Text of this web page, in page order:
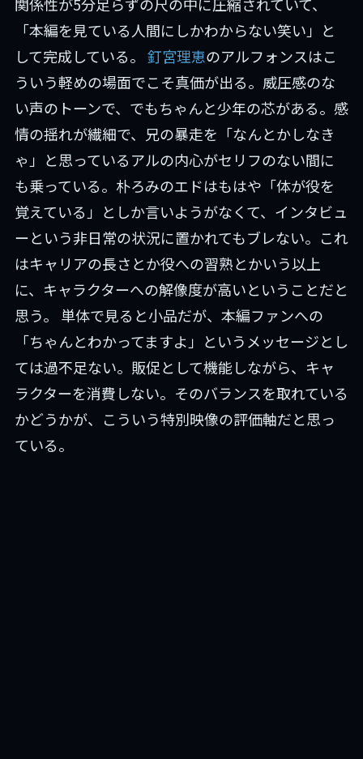
「本編を見ている人間にしかわからない笑い」と
して完成している。 釘宮理恵のアルフォンスはこ
ういう軽めの場面でこそ真価が出る。威圧感のな
い声のトーンで、でもちゃんと少年の芯がある。感
情の揺れが繊細で、兄の暴走を「なんとかしなき
ゃ」と思っているアルの内心がセリフのない間に
も乗っている。朴ろみのエドはもはや「体が役を
覚えている」としか言いようがなくて、インタビュ
ーという非日常の状況に置かれてもブレない。これ
はキャリアの長さとか役への習熟とかいう以上
に、キャラクターへの解像度が高いということだと
思う。 単体で見ると小品だが、本編ファンへの
「ちゃんとわかってますよ」というメッセージとし
ては過不足ない。販促として機能しながら、キャ
ラクターを消費しない。そのバランスを取れている
かどうかが、こういう特別映像の評価軸だと思っ
ている。